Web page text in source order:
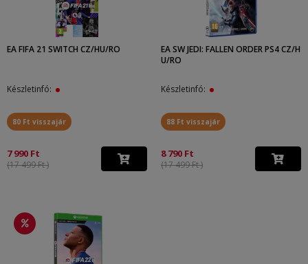
EA FIFA 21 SWITCH CZ/HU/RO
Készletinfó:
80 Ft visszajár
7 990 Ft
(17 499 Ft )
EA SW JEDI: FALLEN ORDER PS4 CZ/H
U/RO
Készletinfó:
88 Ft visszajár
8 790 Ft
(17 499 Ft )